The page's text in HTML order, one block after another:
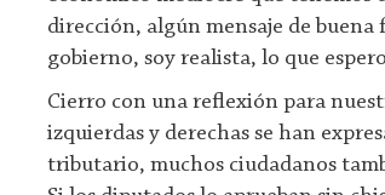
dirección, algún mensaje de buena
gobierno, soy realista, lo que
Cierro con una reflexión para
izquierdas y derechas se han
tributario, muchos ciudadanos